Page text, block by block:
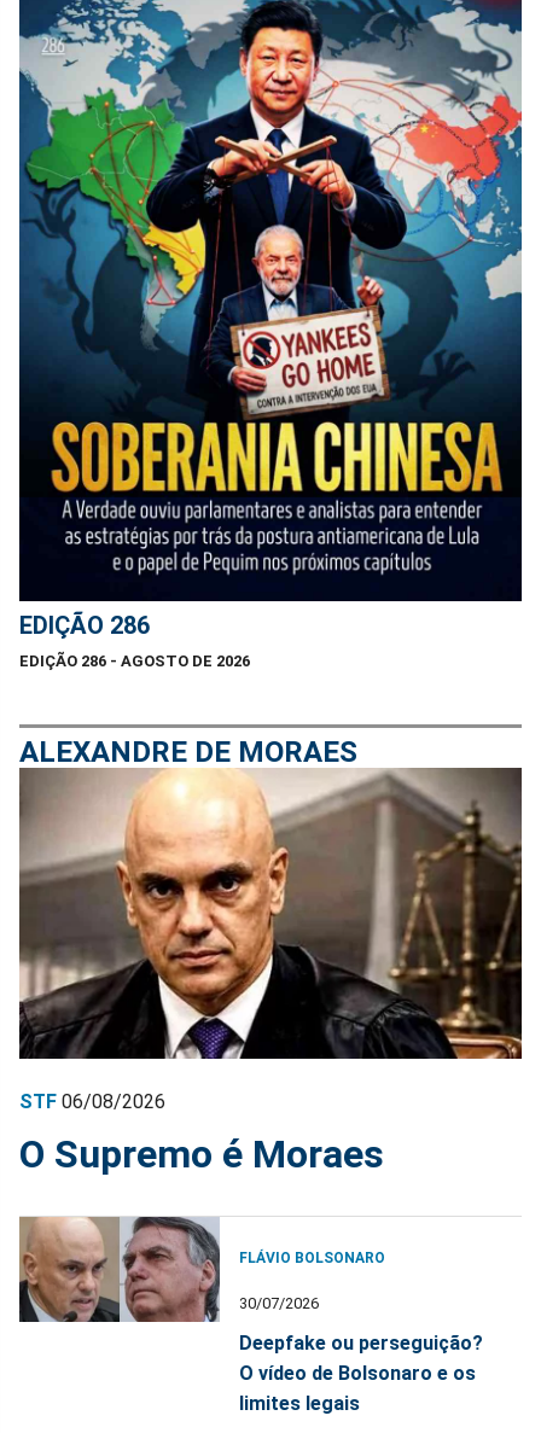
EDIÇÃO 286
EDIÇÃO 286 - AGOSTO DE 2026
ALEXANDRE DE MORAES
STF 06/08/2026
O Supremo é Moraes
FLÁVIO BOLSONARO
30/07/2026
Deepfake ou perseguição?
O vídeo de Bolsonaro e os
limites legais